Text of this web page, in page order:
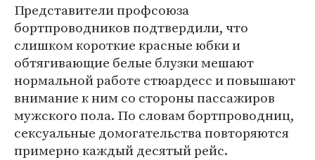
Представители профсоюза
бортпроводников подтвердили, что
слишком короткие красные юбки и
обтягивающие белые блузки мешают
нормальной работе стюардесс и повышают
внимание к ним со стороны пассажиров
мужского пола. По словам бортпроводниц,
сексуальные домогательства повторяются
примерно каждый десятый рейс.